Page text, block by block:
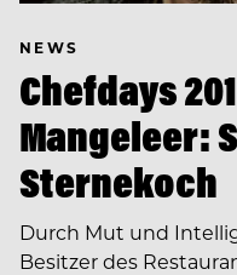
NEWS
Chefdays
Mangeleer:
Sternekoch
Durch Mut und
Besitzer des